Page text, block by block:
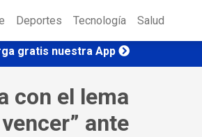
Deportes Tecnología Salud
gratis nuestra App
con el lema
ante